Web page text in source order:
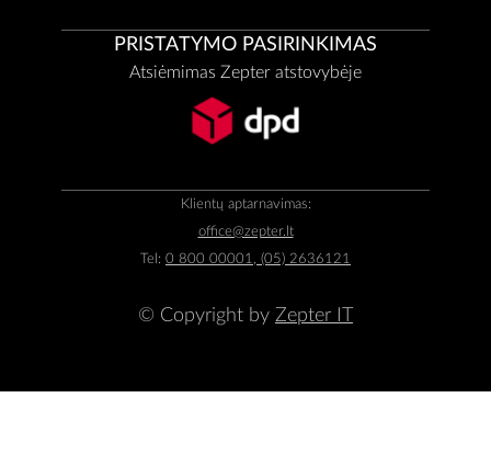
PRISTATYMO PASIRINKIMAS
Atsiėmimas Zepter atstovybėje
Klientų aptarnavimas:
office@zepter.lt
Tel: 0 800 00001, (05) 2636121
© Copyright by Zepter IT